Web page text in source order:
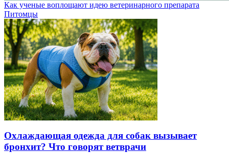
Как ученые воплощают идею ветеринарного препарата
Питомцы
Охлаждающая одежда для собак вызывает
бронхит? Что говорят ветврачи